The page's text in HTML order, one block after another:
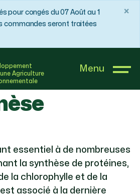
pour congés du 07 Août au 1
commandes seront traitées
×
Agriculture
Menu
Manganèse
essentiel à de nombreuses
la synthèse de protéines,
la chlorophylle et de la
associé à la dernière